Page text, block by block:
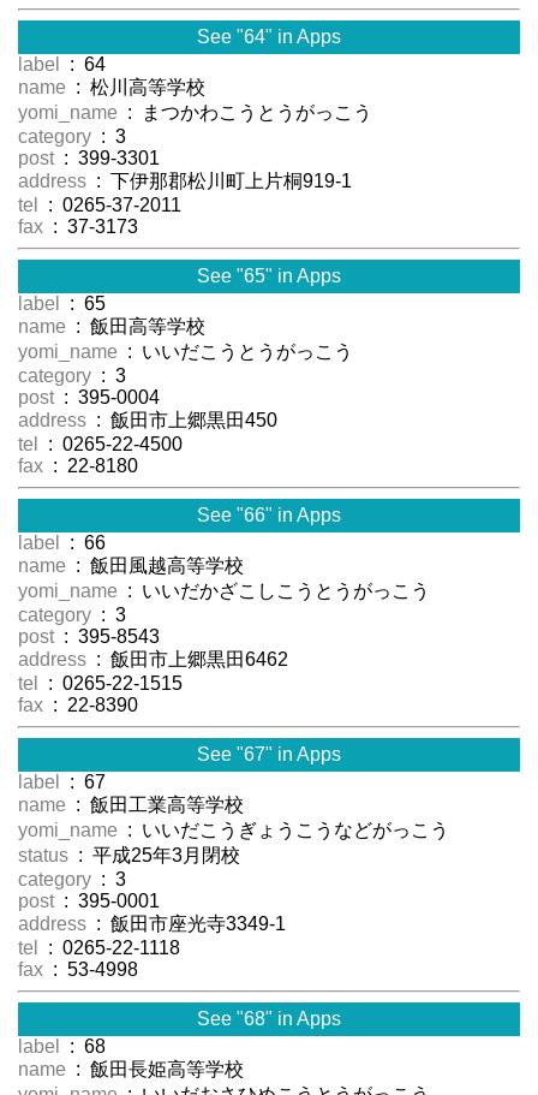
See "64" in Apps
label
: 64
name : 松川高等学校
yomi_name : まつかわこうとうがっこう
category : 3
post : 399-3301
address : 下伊那郡松川町上片桐919-1
tel
: 0265-37-2011
fax : 37-3173
See "65" in Apps
label
: 65
name : 飯田高等学校
yomi_name : いいだこうとうがっこう
category : 3
post : 395-0004
address : 飯田市上郷黒田450
tel
: 0265-22-4500
fax : 22-8180
See "66" in Apps
label
: 66
name : 飯田風越高等学校
yomi_name : いいだかざこしこうとうがっこう
category : 3
post : 395-8543
address : 飯田市上郷黒田6462
tel
: 0265-22-1515
fax : 22-8390
See "67" in Apps
label
: 67
name : 飯田工業高等学校
yomi_name : いいだこうぎょうこうなどがっこう
status : 平成25年3月閉校
category : 3
post : 395-0001
address : 飯田市座光寺3349-1
tel
: 0265-22-1118
fax : 53-4998
See "68" in Apps
label
: 68
name : 飯田長姫高等学校